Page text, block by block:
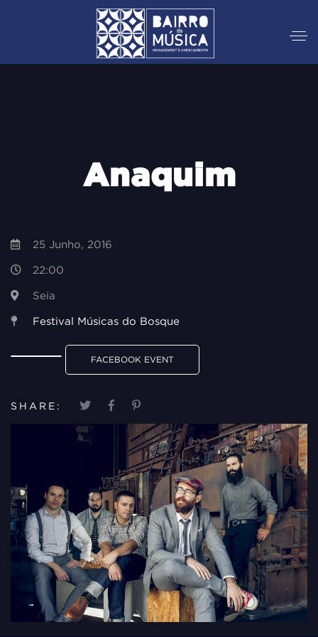
Anaquim
25 Junho, 2016
22:00
Seia
Festival Músicas do Bosque
FACEBOOK EVENT
SHARE: